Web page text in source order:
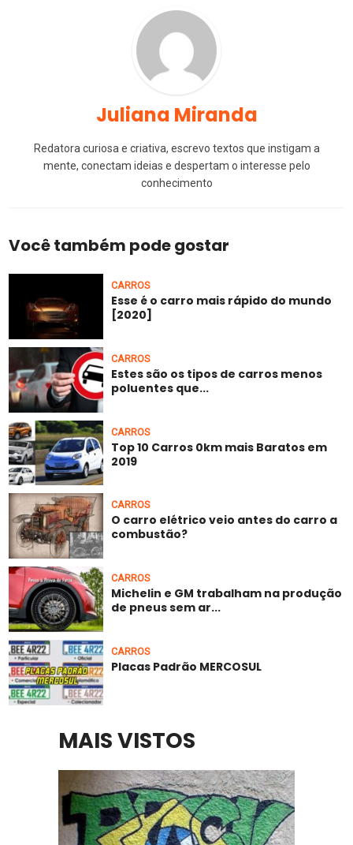
Juliana Miranda
Redatora curiosa e criativa, escrevo textos que instigam a
mente, conectam ideias e despertam o interesse pelo
conhecimento
Você também pode gostar
CARROS
Esse é o carro mais rápido do mundo
[2020]
CARROS
Estes são os tipos de carros menos
poluentes que...
CARROS
Top 10 Carros 0km mais Baratos em
2019
CARROS
O carro elétrico veio antes do carro a
combustão?
CARROS
Michelin e GM trabalham na produção
de pneus sem ar...
CARROS
Placas Padrão MERCOSUL
MAIS VISTOS